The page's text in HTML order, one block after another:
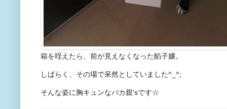
箱を咥えたら、前が見えなくなった餡子嬢。
しばらく、その場で呆然としていました^_^;
そんな姿に胸キュンなバカ親'sです☆